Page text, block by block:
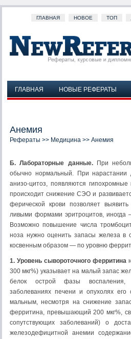
ГЛАВНАЯ НОВОЕ ТОП
ГЛАВНАЯ НОВЫЕ РЕФЕРАТЫ
Анемия
Рефераты >> Медицина >> Анемия
Б. Лабораторные данные.При
обыч­но нормальный. При нарастании
анизо-цитоз, появляются
проис­ходит снижение СЭО и
ферической крови позволяет
ливыми формами эритроцитов,
Возможно повышение числа
ноза нужно оценить запасы железа в
косвенным образом — по уровню
1. Уровень сывороточного ферритина
300 мкг%) указывает на малый запас
белок острой фазы воспаления,
заболеваниях печени и опухолях
мальным, несмотря на снижение
ферритина, превышающий 200 мкг%,
сопутствующих заболеваний) о
железодефицитной анемии